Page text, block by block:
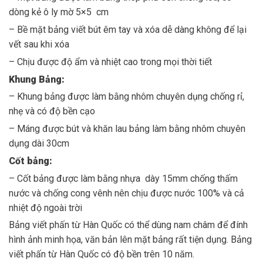
dòng kẻ ô ly mờ 5×5 cm
– Bề mặt bảng viết bút êm tay và xóa dễ dàng không để lại
vết sau khi xóa
– Chịu được độ ẩm và nhiệt cao trong mọi thời tiết
Khung Bảng:
– Khung bảng được làm bằng nhôm chuyên dụng chống rỉ,
nhẹ và có độ bền cạo
– Máng được bút và khăn lau bảng làm bằng nhôm chuyên
dụng dài 30cm
Cốt bảng:
– Cốt bảng được làm bằng nhựa dày 15mm chống thấm
nước và chống cong vênh nên chịu được nước 100% và cả
nhiệt độ ngoài trời
Bảng viết phấn từ Hàn Quốc có thể dùng nam châm để đính
hình ảnh minh họa, văn bản lên mặt bảng rất tiện dụng. Bảng
viết phấn từ Hàn Quốc có độ bền trên 10 năm.